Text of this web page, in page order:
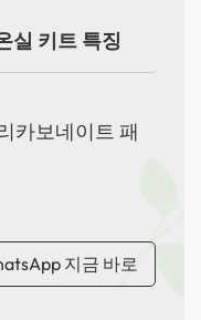
실 키트 특징
카보네이트 패
지금 바로